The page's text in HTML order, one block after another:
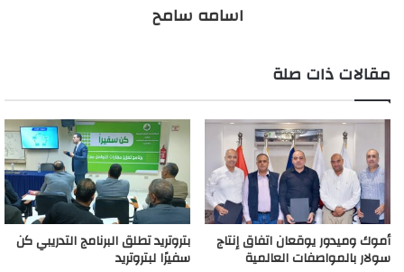
اسامه سامح
مقالات ذات صلة
أموك وميدور يوقعان اتفاق إنتاج
سولار بالمواصفات العالمية
بتروتريد تطلق البرنامج التدريبي كن
سفيرًا لبتروتريد